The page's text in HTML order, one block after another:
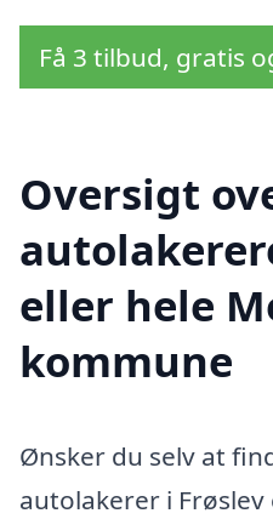
Få 3 tilbud, gratis
Oversigt
eller hele
kommune
Ønsker du selv at
autolakerer i